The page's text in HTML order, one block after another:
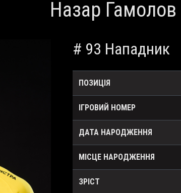
Назар Гамолов
# 93 Нападник
ПОЗИЦІЯ
ІГРОВИЙ НОМЕР
ДАТА НАРОДЖЕННЯ
МІСЦЕ НАРОДЖЕННЯ
ЗРІСТ